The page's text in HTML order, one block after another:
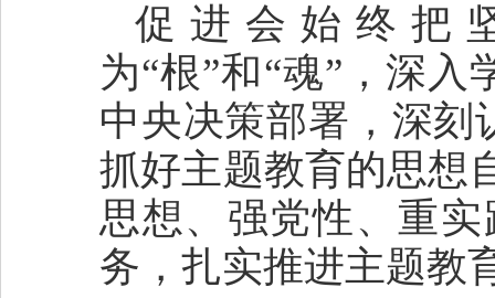
促进会始终把
为“根”和“魂”，深
中央决策部署，深刻
抓好主题教育的思想
思想、强党性、重
务，扎实推进主题教